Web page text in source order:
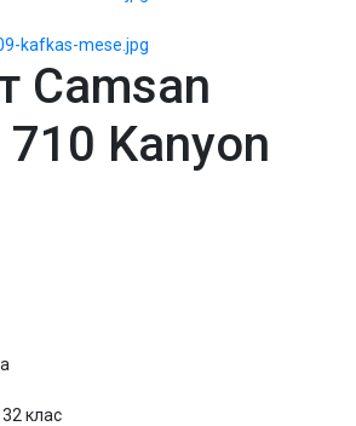
Camsan
Kanyon
32 клас